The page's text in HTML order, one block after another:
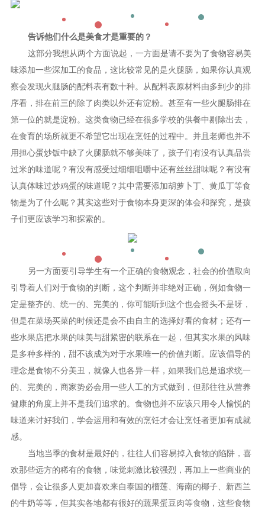
告诉他们什么是美食才是重要的？
这部分我想从两个方面说起，一方面是请不要为了食物容易美
味添加一些深加工的食品，这比较常见的是火腿肠，如果你认真观
察会发现火腿肠的配料表有数十种。从配料表原材料由多到少的排
序看，排在前三的除了肉类以外还有淀粉。甚至有一些火腿肠排在
第一位的就是淀粉。这类食物已经在很多学校的供餐中剔除出去，
在食育的场所就更不希望它出现在烹饪的过程中。并且老师也并不
用担心蛋炒饭中缺了火腿肠就不够美味了，孩子们有没有认真品尝
过米的味道呢？有没有感受过细细咀嚼中还有丝丝甜味呢？有没有
认真体味过炒鸡蛋的味道呢？其中需要添加胡萝卜丁、黄瓜丁等食
物是为了什么呢？其实这些对于食物本身更深的体会和探究，是孩
子们更应该学习和探索的。
另一方面要引导学生有一个正确的食物观念，社会的价值取向
引导着人们对于食物的判断，这个判断并非绝对正确，例如食物一
定是整齐的、统一的、完美的，你可能听到这个也会摇头不是呀，
但是在菜场买菜的时候还是会不由自主的选择好看的食材；还有一
些水果店把水果的味美与甜紧密的联系在一起，但其实水果的风味
是多种多样的，甜不该成为对于水果唯一的价值判断。应该倡导的
理念是食物不分美丑，就像人也各异一样，如果我们总是追求统一
的、完美的，商家势必会用一些人工的方式做到，但那往往从营养
健康的角度上并不是我们追求的。食物也并不应该只用令人愉悦的
味道来讨好我们，学会运用和有效的烹饪才会让烹饪者更加有成就
感。
当地当季的食材是最好的，往往人们容易掉入食物的陷阱，喜
欢那些远方的稀有的食物，味觉刺激比较强烈，再加上一些商业的
倡导，会让很多人更加喜欢来自泰国的榴莲、海南的椰子、新西兰
的牛奶等等，但其实各地都有很好的蔬果蛋豆肉等食物，这些食物